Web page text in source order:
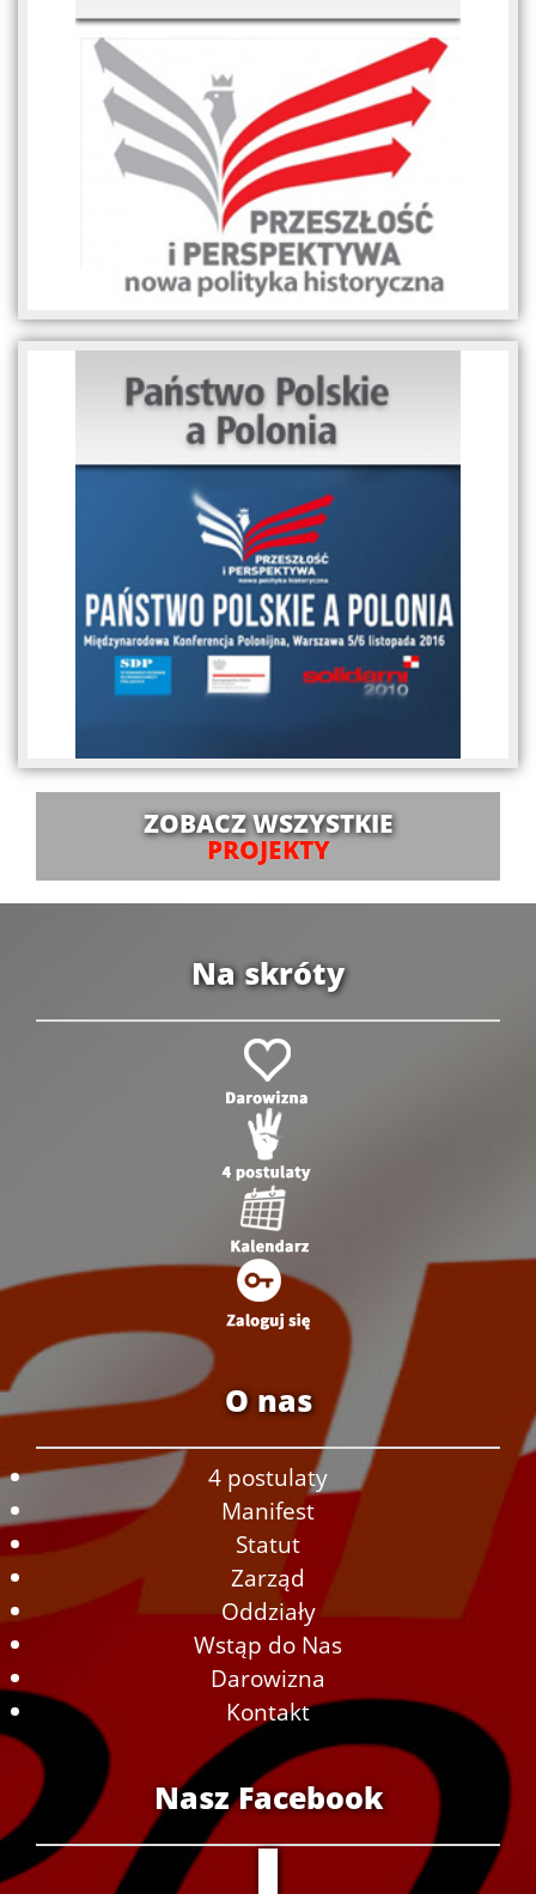
ZOBACZ WSZYSTKIE
PROJEKTY
Na skróty
O nas
4 postulaty
Manifest
Statut
Zarząd
Oddziały
Wstąp do Nas
Darowizna
Kontakt
Nasz Facebook